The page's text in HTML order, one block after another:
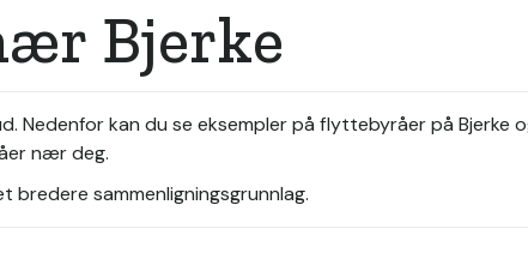
Bjerke
Nedenfor kan du se eksempler på flyttebyråer på Bjerke
nær deg.
sammenligningsgrunnlag.